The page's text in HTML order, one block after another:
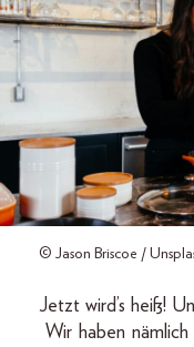
© Jason Briscoe /
Jetzt wird’s heiß!
Wir haben